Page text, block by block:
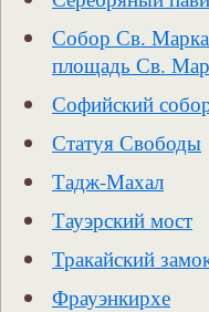
Собор Св.
площадь Св.
Софийский
Статуя Свободы
Тадж-Махал
Тауэрский мост
Тракайский
Фрауэнкирхе